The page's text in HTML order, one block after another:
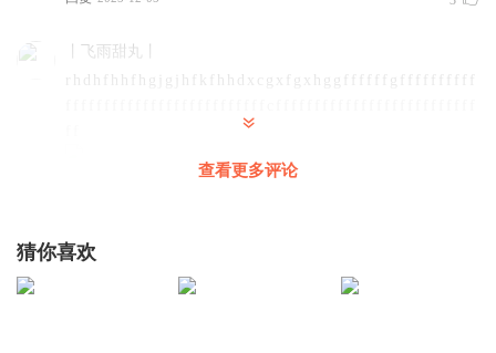
丨飞雨甜丸丨
r h d h f h h f h g j g j h f k f h h d x c g x f g x h g g f f f f f f g f f f f f f f f f f
查看更多评论
猜你喜欢